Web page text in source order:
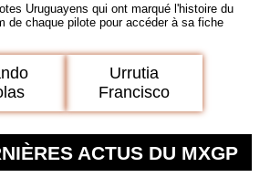
Uruguayens qui ont marqué l'histoire du
de chaque pilote pour accéder à sa fiche
Urrutia
Francisco
ACTUS DU MXGP